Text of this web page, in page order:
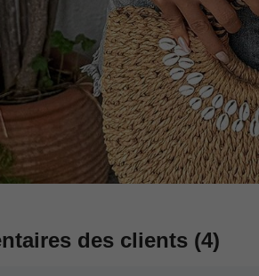
des clients (4)